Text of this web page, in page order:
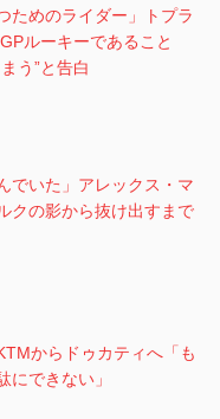
ためのライダー」トプラ
ルーキーであること
う”と告白
でいた」アレックス・マ
クの影から抜け出すまで
からドゥカティへ「も
にできない」